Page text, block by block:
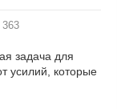
363
задача для
усилий, которые